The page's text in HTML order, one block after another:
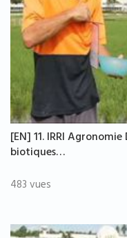
[EN] 11. IRRI
biotiques…
483 vues